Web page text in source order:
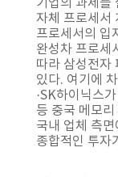
기업의 과제를
자체 프로세서
프로세서의 입
완성차 프로세
따라 삼성전자
있다. 여기에
·SK하이닉스
등 중국 메모
국내 업체 측면
종합적인 투자